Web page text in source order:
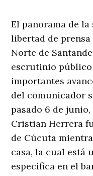
El panorama de
libertad de
Norte de
escrutinio público
importantes
del comunicador
pasado 6 de
Cristian Herrera
de Cúcuta
casa, la cual está
específica en el